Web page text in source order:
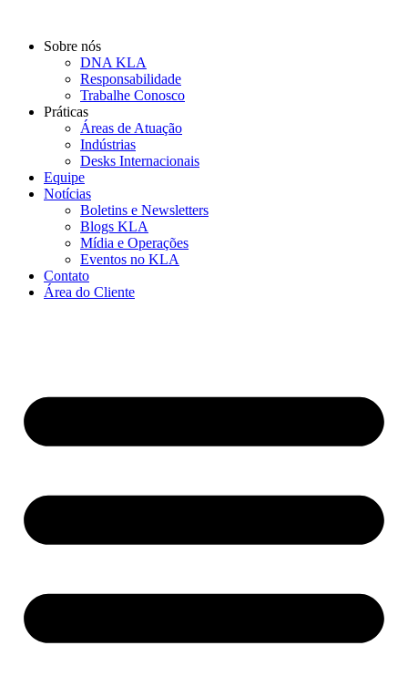
Sobre nós
DNA KLA
Responsabilidade
Trabalhe Conosco
Práticas
Áreas de Atuação
Indústrias
Desks Internacionais
Equipe
Notícias
Boletins e Newsletters
Blogs KLA
Mídia e Operações
Eventos no KLA
Contato
Área do Cliente